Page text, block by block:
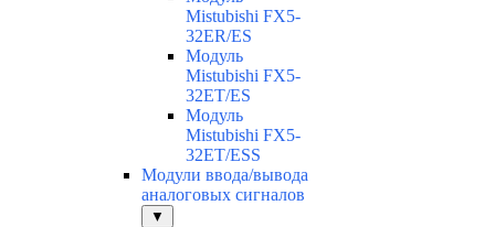
Mistubishi FX5-
32ER/ES
Модуль
Mistubishi FX5-
32ET/ES
Модуль
Mistubishi FX5-
32ET/ESS
Модули ввода/вывода
аналоговых сигналов
▼